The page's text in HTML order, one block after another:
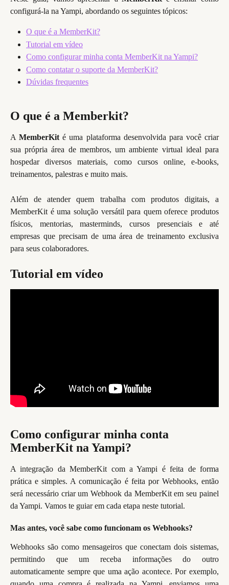
configurá-la na Yampi, abordando os seguintes tópicos:
O que é a MemberKit?
Tutorial em vídeo
Como configurar minha conta MemberKit na Yampi?
Como contatar o suporte da MemberKit?
Dúvidas frequentes
O que é a Memberkit?
AMemberKit é uma plataforma desenvolvida para você criar
sua própria área de membros, um ambiente virtual ideal para
hospedar diversos materiais, como cursos online, e-books,
treinamentos, palestras e muito mais.
Além de atender quem trabalha com produtos digitais, a
MemberKit é uma solução versátil para quem oferece produtos
físicos, mentorias, masterminds, cursos presenciais e até
empresas que precisam de uma área de treinamento exclusiva
para seus colaboradores.
Tutorial em vídeo
Como configurar minha conta
MemberKit na Yampi?
A integração da MemberKit com a Yampi é feita de forma
prática e simples. A comunicação é feita por Webhooks, então
será necessário criar um Webhook da MemberKit em seu painel
da Yampi. Vamos te guiar em cada etapa neste tutorial.
Mas antes, você sabe como funcionam os Webhooks?
Webhooks são como mensageiros que conectam dois sistemas,
permitindo que um receba informações do outro
automaticamente sempre que uma ação acontece. Por exemplo,